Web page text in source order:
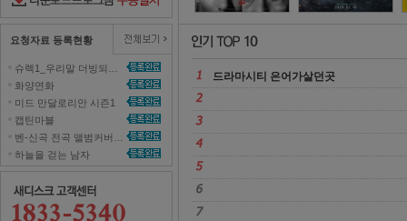
요청자료 등록현황
화양연화
미드 만달로리안 시즌1
캡틴마블
하늘을 걷는 남자
드라마시티 은어가살던곳